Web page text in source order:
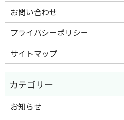
お問い合わせ
プライバシーポリシー
サイトマップ
お知らせ